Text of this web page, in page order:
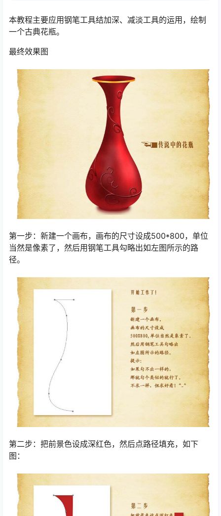
本教程主要应用钢笔工具结加深、减淡工具的运用，绘制
一个古典花瓶。
最终效果图
第一步：新建一个画布，画布的尺寸设成500*800，单位
当然是像素了，然后用钢笔工具勾略出如左图所示的路
径。
第二步：把前景色设成深红色，然后点路径填充，如下
图：